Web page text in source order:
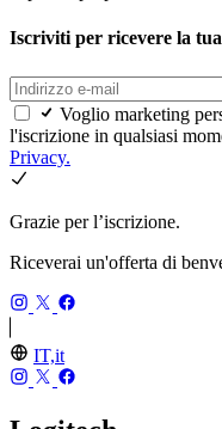
Iscriviti per ricevere la
Voglio marketing
l'iscrizione in qualsiasi
Privacy.
Grazie per l’iscrizione.
Riceverai un'offerta di
IT,it